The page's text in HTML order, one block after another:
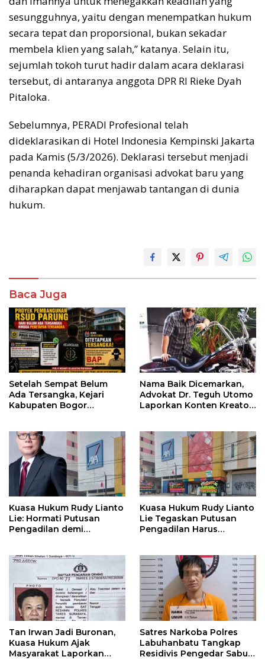
sesungguhnya, yaitu dengan menempatkan hukum
secara tepat dan proporsional, bukan sekadar
membela klien yang salah,” katanya. Selain itu,
sejumlah tokoh turut hadir dalam acara deklarasi
tersebut, di antaranya anggota DPR RI Rieke Dyah
Pitaloka.
Sebelumnya, PERADI Profesional telah
dideklarasikan di Hotel Indonesia Kempinski Jakarta
pada Kamis (5/3/2026). Deklarasi tersebut menjadi
penanda kehadiran organisasi advokat baru yang
diharapkan dapat menjawab tantangan di dunia
hukum.
Baca Juga
Setelah Sempat Belum
Ada Tersangka, Kejari
Kabupaten Bogor
Kasus RSUD Parung
Nama Baik Dicemarkan,
Advokat Dr. Teguh Utomo
Laporkan Konten Kreator
Kuasa Hukum Rudy Lianto
Lie: Hormati Putusan
Pengadilan demi
Kuasa Hukum Rudy Lianto
Lie Tegaskan Putusan
Pengadilan Harus
Tan Irwan Jadi Buronan,
Kuasa Hukum Ajak
Masyarakat Laporkan
Satres Narkoba Polres
Labuhanbatu Tangkap
Residivis Pengedar Sabu